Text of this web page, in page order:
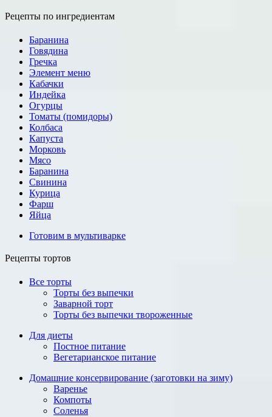
Рецепты по ингредиентам
Баранина
Говядина
Гречка
Элемент меню
Кабачки
Индейка
Огурцы
Томаты (помидоры)
Колбаса
Капуста
Морковь
Мясо
Баранина
Свинина
Курица
Фарш
Яйца
Готовим в мультиварке
Рецепты тортов
Все торты
Торты без выпечки
Заварной торт
Торты без выпечки твороженные
Для диеты
Постное питание
Вегетарианское питание
Домашние консервирование (заготовки на зиму)
Варенье
Компоты
Соленья